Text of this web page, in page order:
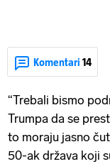
Komentari 14
“Trebali bismo
Trumpa da se
to moraju jasno
50-ak država koji